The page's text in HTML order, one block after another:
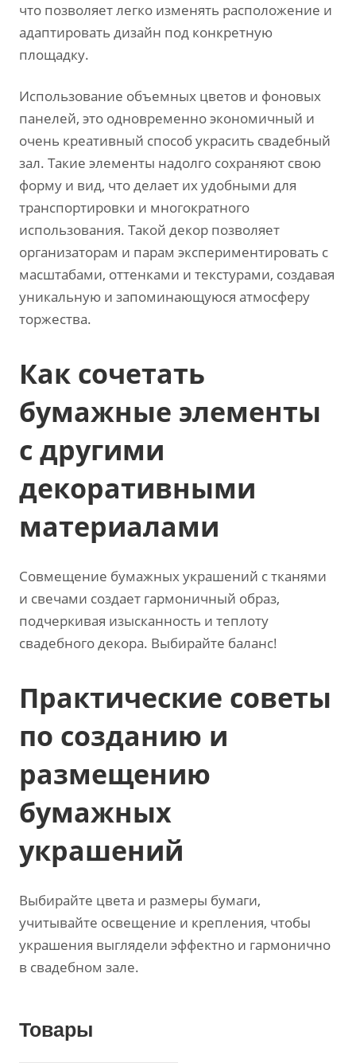
что позволяет легко изменять расположение и
адаптировать дизайн под конкретную
площадку.
Использование объемных цветов и фоновых
панелей, это одновременно экономичный и
очень креативный способ украсить свадебный
зал. Такие элементы надолго сохраняют свою
форму и вид, что делает их удобными для
транспортировки и многократного
использования. Такой декор позволяет
организаторам и парам экспериментировать с
масштабами, оттенками и текстурами, создавая
уникальную и запоминающуюся атмосферу
торжества.
Как сочетать
бумажные элементы
с другими
декоративными
материалами
Совмещение бумажных украшений с тканями
и свечами создает гармоничный образ,
подчеркивая изысканность и теплоту
свадебного декора. Выбирайте баланс!
Практические советы
по созданию и
размещению
бумажных
украшений
Выбирайте цвета и размеры бумаги,
учитывайте освещение и крепления, чтобы
украшения выглядели эффектно и гармонично
в свадебном зале.
Товары